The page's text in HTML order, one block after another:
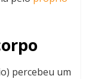
percebeu um